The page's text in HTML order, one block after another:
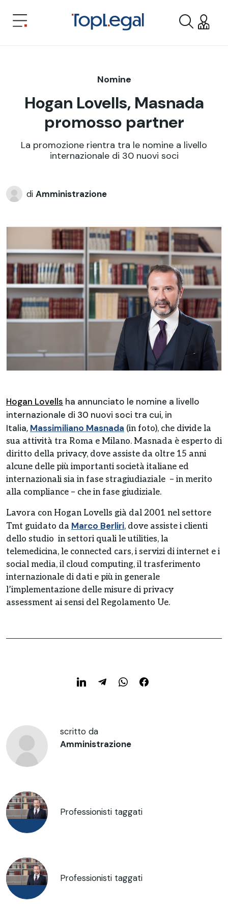
Nomine
Hogan Lovells, Masnada
promosso partner
La promozione rientra tra le nomine a livello
internazionale di 30 nuovi soci
di Amministrazione
Hogan Lovells ha annunciato le nomine a livello
internazionale di 30 nuovi soci tra cui, in
Italia, Massimiliano Masnada (in foto), che divide la
sua attività tra Roma e Milano. Masnada è esperto di
diritto della privacy, dove assiste da oltre 15 anni
alcune delle più importanti società italiane ed
internazionali sia in fase stragiudiaziale – in merito
alla compliance – che in fase giudiziale.
Lavora con Hogan Lovells già dal 2001 nel settore
Tmt guidato da Marco Berliri, dove assiste i clienti
dello studio in settori quali le utilities, la
telemedicina, le connected cars, i servizi di internet e i
social media, il cloud computing, il trasferimento
internazionale di dati e più in generale
l’implementazione delle misure di privacy
assessment ai sensi del Regolamento Ue.
scritto da
Amministrazione
Professionisti taggati
Professionisti taggati